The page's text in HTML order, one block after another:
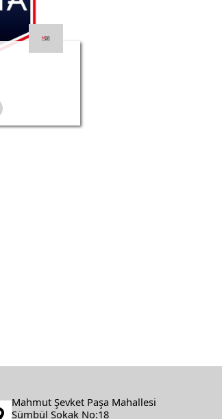
Mahmut Şevket Paşa Mahallesi
Sümbül Sokak No:18